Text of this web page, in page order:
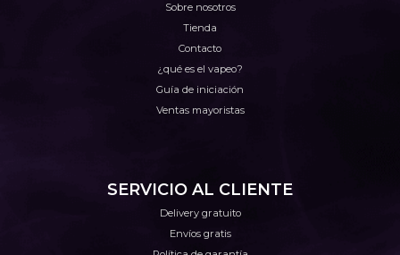
Sobre nosotros
Tienda
Contacto
¿qué es el vapeo?
Guía de iniciación
Ventas mayoristas
SERVICIO AL CLIENTE
Delivery gratuito
Envíos gratis